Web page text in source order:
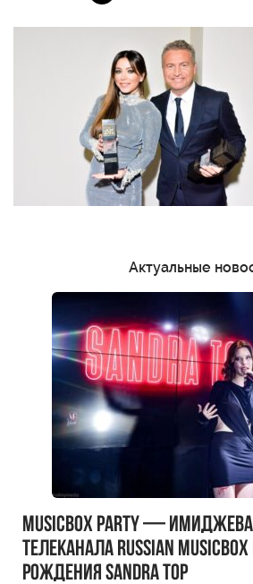
Актуальные
MUSICBOX PARTY —
телеканала RUSSIAN
рождения Sandra Top